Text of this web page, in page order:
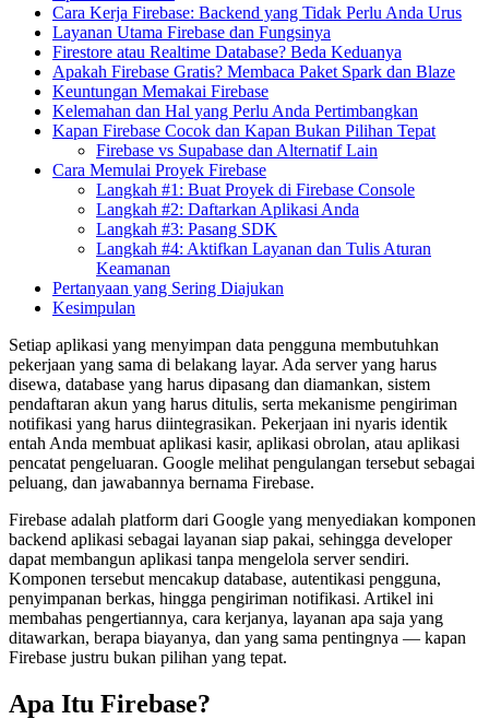
Cara Kerja Firebase: Backend yang Tidak Perlu Anda Urus
Layanan Utama Firebase dan Fungsinya
Firestore atau Realtime Database? Beda Keduanya
Apakah Firebase Gratis? Membaca Paket Spark dan Blaze
Keuntungan Memakai Firebase
Kelemahan dan Hal yang Perlu Anda Pertimbangkan
Kapan Firebase Cocok dan Kapan Bukan Pilihan Tepat
Firebase vs Supabase dan Alternatif Lain
Cara Memulai Proyek Firebase
Langkah #1: Buat Proyek di Firebase Console
Langkah #2: Daftarkan Aplikasi Anda
Langkah #3: Pasang SDK
Langkah #4: Aktifkan Layanan dan Tulis Aturan
Keamanan
Pertanyaan yang Sering Diajukan
Kesimpulan
Setiap aplikasi yang menyimpan data pengguna membutuhkan
pekerjaan yang sama di belakang layar. Ada server yang harus
disewa, database yang harus dipasang dan diamankan, sistem
pendaftaran akun yang harus ditulis, serta mekanisme pengiriman
notifikasi yang harus diintegrasikan. Pekerjaan ini nyaris identik
entah Anda membuat aplikasi kasir, aplikasi obrolan, atau aplikasi
pencatat pengeluaran. Google melihat pengulangan tersebut sebagai
peluang, dan jawabannya bernama Firebase.
Firebase adalah platform dari Google yang menyediakan komponen
backend aplikasi sebagai layanan siap pakai, sehingga developer
dapat membangun aplikasi tanpa mengelola server sendiri.
Komponen tersebut mencakup database, autentikasi pengguna,
penyimpanan berkas, hingga pengiriman notifikasi. Artikel ini
membahas pengertiannya, cara kerjanya, layanan apa saja yang
ditawarkan, berapa biayanya, dan yang sama pentingnya — kapan
Firebase justru bukan pilihan yang tepat.
Apa Itu Firebase?